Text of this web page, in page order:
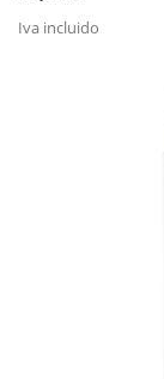
Iva incluido